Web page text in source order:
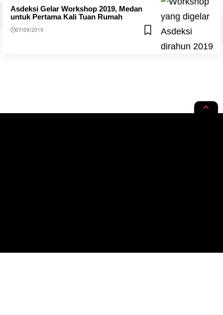
Asdeksi Gelar Workshop 2019, Medan
untuk Pertama Kali Tuan Rumah
07/09/2019